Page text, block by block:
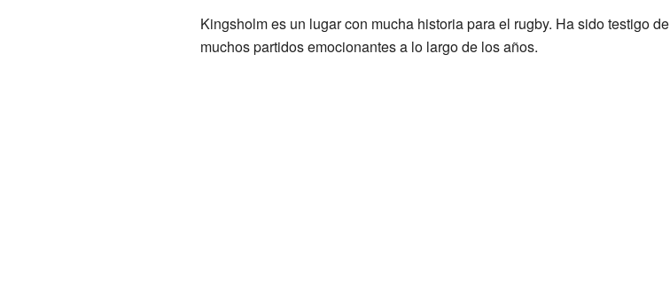
Kingsholm es un lugar con mucha historia para el rugby. Ha sido testigo de
muchos partidos emocionantes a lo largo de los años.